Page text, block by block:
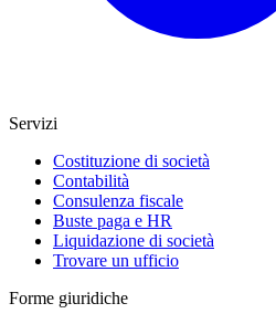
Servizi
Costituzione di società
Contabilità
Consulenza fiscale
Buste paga e HR
Liquidazione di società
Trovare un ufficio
Forme giuridiche